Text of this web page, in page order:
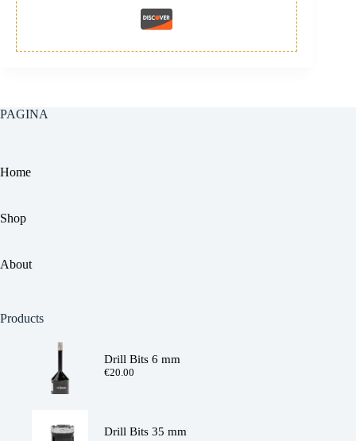
PAGINA
Home
Shop
About
Products
Drill Bits 6 mm
€20.00
Drill Bits 35 mm